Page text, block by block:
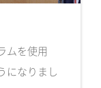
ムを使用
になりまし